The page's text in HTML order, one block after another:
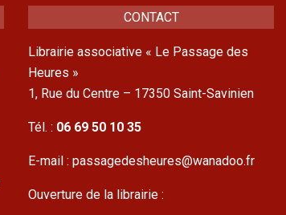
CONTACT
Librairie associative « Le Passage des
Heures »
1, Rue du Centre – 17350 Saint-Savinien
Tél. : 06 69 50 10 35
E-mail : passagedesheures@wanadoo.fr
Ouverture de la librairie :